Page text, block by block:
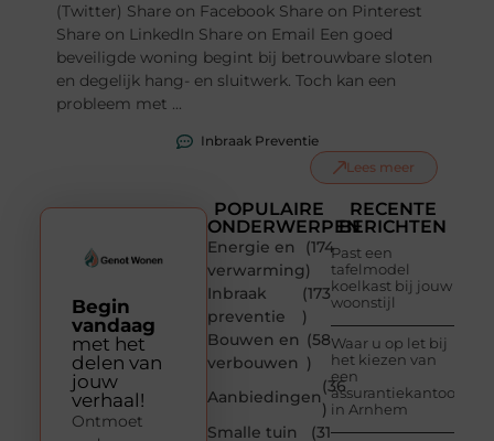
(Twitter) Share on Facebook Share on Pinterest
Share on LinkedIn Share on Email Een goed
beveiligde woning begint bij betrouwbare sloten
en degelijk hang- en sluitwerk. Toch kan een
probleem met ...
Inbraak Preventie
Lees meer
POPULAIRE
ONDERWERPEN
Energie en
verwarming
(174
)
Inbraak
preventie
(173
)
Bouwen en
verbouwen
(58
)
Aanbiedingen
(36
)
Smalle tuin
(31
RECENTE
BERICHTEN
Past een
tafelmodel
koelkast bij jouw
woonstijl
Waar u op let bij
het kiezen van
een
assurantiekantoor
in Arnhem
Begin
vandaag
met het
delen van
jouw
verhaal!
Ontmoet